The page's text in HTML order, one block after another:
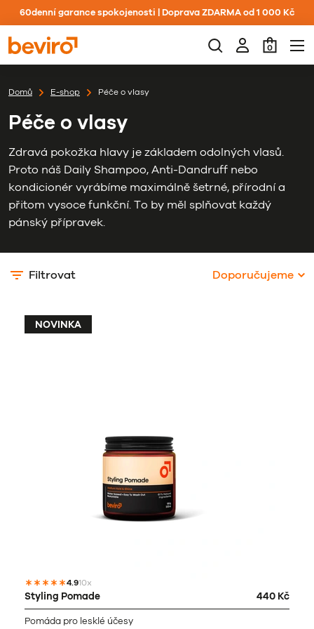
60denní garance spokojenosti | Doprava ZDARMA od 1 000 Kč
0
Domů E-shop Péče o vlasy
Péče o vlasy
Zdravá pokožka hlavy je základem odolných vlasů.
Proto náš Daily Shampoo, Anti-Dandruff nebo
kondicionér vyrábíme maximálně šetrné, přírodní a
přitom vysoce funkční. To by měl splňovat každý
pánský přípravek.
Filtrovat Doporučujeme
NOVINKA
4.910x
Styling Pomade 440 Kč
Pomáda pro lesklé účesy